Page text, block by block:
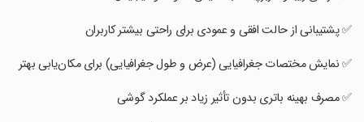
‏‏✅ پشتیبانی از حالت افقی و عمودی برای راحتی بیشتر کاربران
‏‏✅ نمایش مختصات جغرافیایی (عرض و طول جغرافیایی) برای مکان‌یابی بهتر
‏‏✅ مصرف بهینه باتری بدون تأثیر زیاد بر عملکرد گوشی